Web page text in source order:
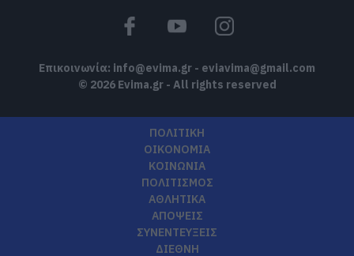
Επικοινωνία: info@evima.gr - eviavima@gmail.com
© 2026 Evima.gr - All rights reserved
ΠΟΛΙΤΙΚΗ
ΟΙΚΟΝΟΜΙΑ
ΚΟΙΝΩΝΙΑ
ΠΟΛΙΤΙΣΜΟΣ
ΑΘΛΗΤΙΚΑ
ΑΠΟΨΕΙΣ
ΣΥΝΕΝΤΕΥΞΕΙΣ
ΔΙΕΘΝΗ